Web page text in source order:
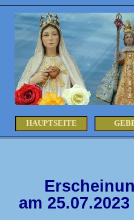
HAUPTSEITE
am